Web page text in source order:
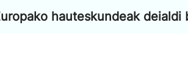
hauteskundeak deialdi